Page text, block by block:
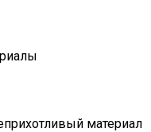
материал